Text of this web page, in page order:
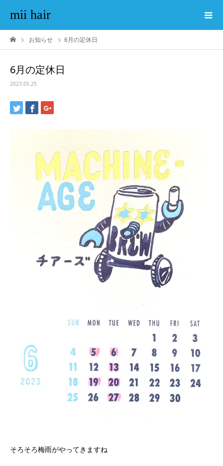
mii hair
お知らせ 6月の定休日
6月の定休日
2023.05.25
そろそろ梅雨がやってきますね